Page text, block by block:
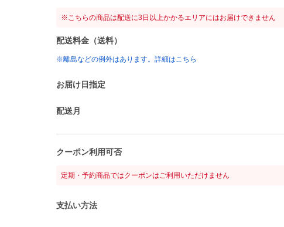
※こちらの商品は配送に3日以上かかるエリアにはお届けできません
配送料金（送料）
※離島などの例外はあります。詳細はこちら
お届け日指定
配送月
クーポン利用可否
定期・予約商品ではクーポンはご利用いただけません
支払い方法